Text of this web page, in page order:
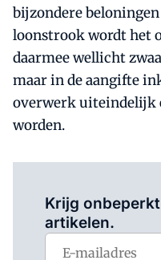
bijzondere
loonstrook wordt het
daarmee wellicht
maar in de aangifte
overwerk uiteindelijk
worden.
Krijg
artikelen.